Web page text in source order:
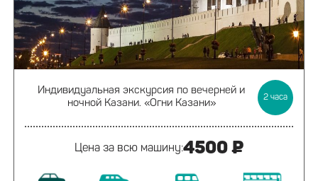
Индивидуальная экскурсия по вечерней и
ночной Казани. «Огни Казани»
2часа
Цена за всю машину:4500 ₽